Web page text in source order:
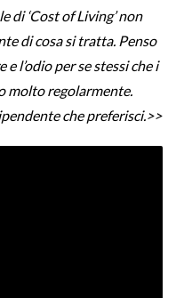
di ‘Cost of Living’ non
di cosa si tratta. Penso
l’odio per se stessi che i
molto regolarmente.
che preferisci.>>